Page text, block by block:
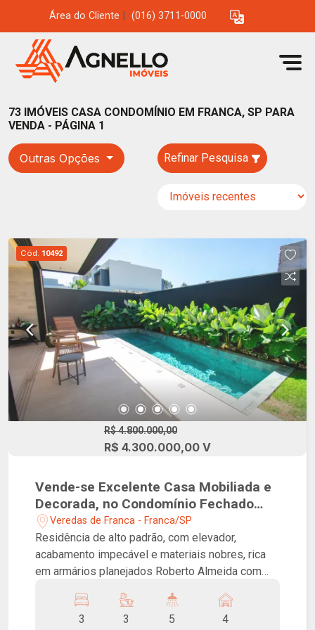
Área do Cliente (016) 3711-0000
73 IMÓVEIS CASA CONDOMÍNIO EM FRANCA, SP PARA
VENDA - PÁGINA 1
Outras Opções Refinar Pesquisa
Cód. 10492
R$ 4.800.000,00
R$ 4.300.000,00 V
Vende-se Excelente Casa Mobiliada e
Decorada, no Condomínio Fechado
Veredas de Franca!
Veredas de Franca - Franca/SP
Residência de alto padrão, com elevador,
acabamento impecável e materiais nobres, rica
em armários planejados Roberto Almeida com
e funcionalidade em cada detalhe. O imóvel conta
com 3 suítes, sendo a suíte master com closet,
3 3 5 4